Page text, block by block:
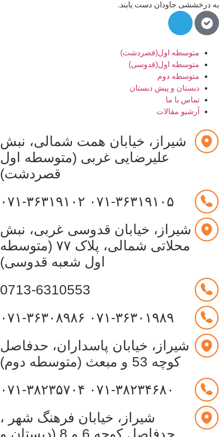
به درخششی جاودان دست یابند.
متوسطه اول(قصردشت)
متوسطه اول(قدوسی)
متوسطه دوم
دبستان و پیش دبستان
تماس با ما
آرشیو مقالات
شیراز، خیابان همت شمالی، نبش
علیرضایی غربی (متوسطه اول
قصردشت)
۰۷۱-۳۶۳۱۹۱۰۵ ۰۷۱-۳۶۳۱۹۱۰۲
شیراز، خیابان قدوسی غربی، نبش
محلاتی شمالی، پلاک ۷۷ (متوسطه
اول شعبه قدوسی)
0713-6310553
۰۷۱-۳۶۳۰۱۹۸۹ ۰۷۱-۳۶۳۰۸۹۸۶
شیراز، خیابان پاسداران، حدفاصل
کوچه 53 و مبعث (متوسطه دوم)
۰۷۱-۳۸۲۳۴۶۸۰ ۰۷۱-۳۸۲۳۵۷۰۴
شیراز، خیابان فرهنگ شهر ،
حدفاصل کوچه 6 و 8 (دبستان و